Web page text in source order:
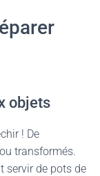
objets
! De
transformés.
servir de pots de